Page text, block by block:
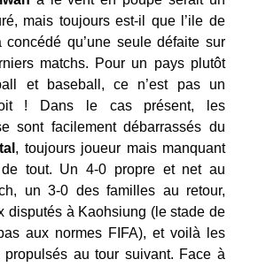
mais toujours est-il que l’ile de
concédé qu’une seule défaite sur
matchs. Pour un pays plutôt
et baseball, ce n’est pas un
! Dans le cas présent, les
sont facilement débarrassés du
, toujours joueur mais manquant
de tout. Un 4-0 propre et net au
un 3-0 des familles au retour,
disputés à Kaohsiung (le stade de
aux normes FIFA), et voilà les
propulsés au tour suivant. Face à